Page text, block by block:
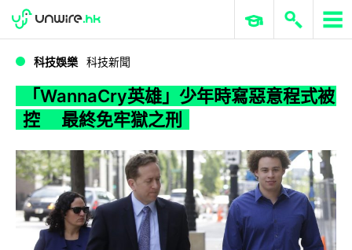
WWDC 2026 ERP 與商業 AI
科技娛樂 科技新聞
「WannaCry英雄」少年時寫惡意程式被
控 最終免牢獄之刑